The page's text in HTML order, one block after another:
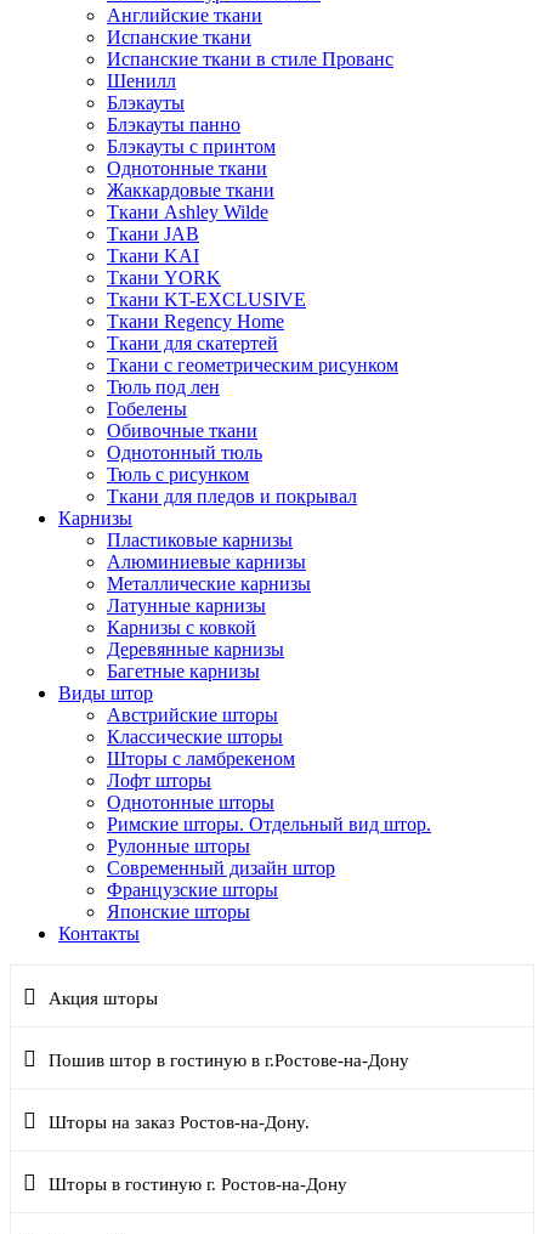
Английские ткани
Испанские ткани
Испанские ткани в стиле Прованс
Шенилл
Блэкауты
Блэкауты панно
Блэкауты с принтом
Однотонные ткани
Жаккардовые ткани
Ткани Ashley Wilde
Ткани JAB
Ткани KAI
Ткани YORK
Ткани KT-EXCLUSIVE
Ткани Regency Home
Ткани для скатертей
Ткани с геометрическим рисунком
Тюль под лен
Гобелены
Обивочные ткани
Однотонный тюль
Тюль с рисунком
Ткани для пледов и покрывал
Карнизы
Пластиковые карнизы
Алюминиевые карнизы
Металлические карнизы
Латунные карнизы
Карнизы с ковкой
Деревянные карнизы
Багетные карнизы
Виды штор
Австрийские шторы
Классические шторы
Шторы с ламбрекеном
Лофт шторы
Однотонные шторы
Римские шторы. Отдельный вид штор.
Рулонные шторы
Современный дизайн штор
Французские шторы
Японские шторы
Контакты
Акция шторы
Пошив штор в гостиную в г.Ростове-на-Дону
Шторы на заказ Ростов-на-Дону.
Шторы в гостиную г. Ростов-на-Дону